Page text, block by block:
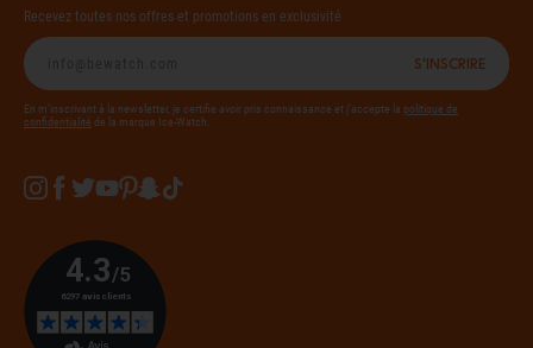
Recevez toutes nos offres et promotions en exclusivité
S'inscrire
En m’inscrivant à la newsletter, je certifie avoir pris connaissance et j’accepte la politique de
confidentialité de la marque Ice-Watch.
Instagram
Facebook
Twitter
YouTube
Pinterest
Snapchat